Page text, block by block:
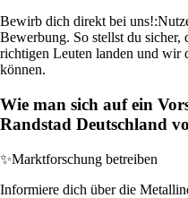
Bewirb dich direkt bei uns!:
Bewerbung. So stellst du sicher,
richtigen Leuten landen und wir
können.
Wie man sich auf ein
Randstad Deutschland
✨Marktforschung betreiben
Informiere dich über die